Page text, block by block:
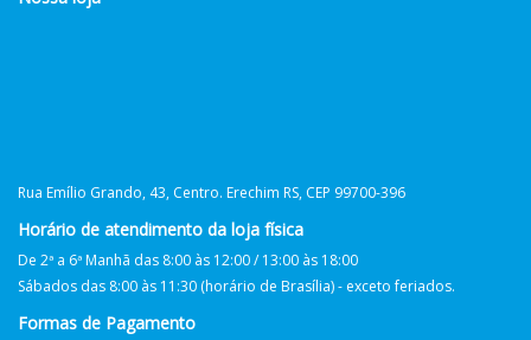
Rua Emílio Grando, 43, Centro. Erechim RS, CEP 99700-396
Horário de atendimento da loja física
De 2ª a 6ª Manhã das 8:00 às 12:00 / 13:00 às 18:00
Sábados das 8:00 às 11:30 (horário de Brasília) - exceto feriados.
Formas de Pagamento